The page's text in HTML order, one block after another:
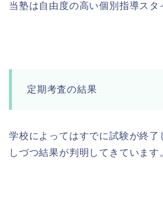
当塾は自由度の高い個別指導スタ
定期考査の結果
学校によってはすでに試験が終了
しづつ結果が判明してきています